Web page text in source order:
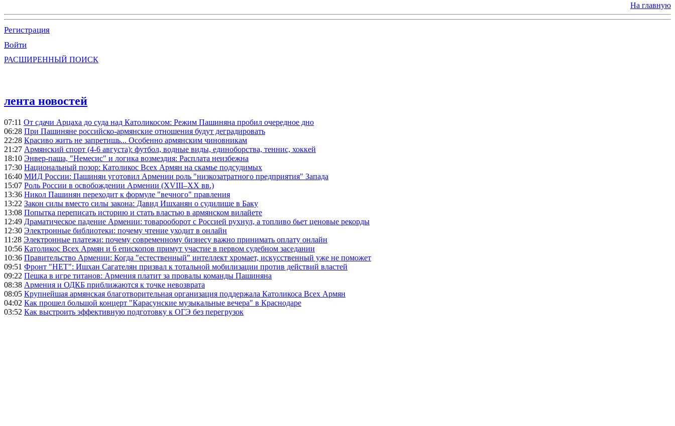
На главную
Регистрация
Войти
РАСШИРЕННЫЙ ПОИСК
лента новостей
07:11 От сдачи Арцаха до суда над Католикосом: Режим Пашиняна пробил очередное дно
06:28 При Пашиняне российско-армянские отношения будут деградировать
22:28 Красиво жить не запретишь... Особенно армянским чиновникам
21:27 Армянский спорт (4-6 августа): футбол, водные виды, единоборства, теннис, хоккей
18:10 Энвер-паша, "Немесис" и логика возмездия: Расплата неизбежна
17:30 Национальный позор: Католикос Всех Армян на скамье подсудимых
16:40 МИД России: Пашинян уготовил Армении роль "низкозатратного предприятия" Запада
15:07 Роль России в освобождении Армении (XVIII–XX вв.)
13:36 Никол Пашинян переходит к формуле "вечного" правления
13:22 Закон силы вместо силы закона: Давид Ишханян о судилище в Баку
13:08 Попытка переписать историю и стать властью в армянском вилайете
12:49 Драматическое падение Армении: товарооборот с Россией рухнул, а топливо бьет ценовые рекорды
12:30 Электронные библиотеки: почему чтение уходит в онлайн
11:28 Электронные платежи: почему современному бизнесу важно принимать оплату онлайн
10:56 Католикос Всех Армян и 6 епископов примут участие в первом судебном заседании
10:36 Правительство Армении: Когда "естественный" интеллект хромает, искусственный уже не поможет
09:51 Фронт "НЕТ": Ишхан Сагателян призвал к тотальной мобилизации против действий властей
09:22 Пешка в игре титанов: Армения платит за провалы команды Пашиняна
08:38 Армения и ОДКБ приближаются к точке невозврата
08:05 Крупнейшая армянская благотворительная организация поддержала Католикоса Всех Армян
04:02 Как прошел большой концерт "Карасунские музыкальные вечера" в Краснодаре
03:52 Как выстроить эффективную подготовку к ОГЭ без перегрузок